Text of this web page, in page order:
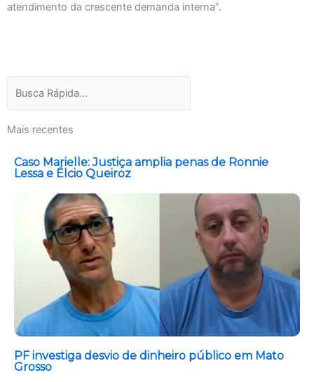
atendimento da crescente demanda interna”.
Mais recentes
Caso Marielle: Justiça amplia penas de Ronnie
Lessa e Élcio Queiroz
PF investiga desvio de dinheiro público em Mato
Grosso